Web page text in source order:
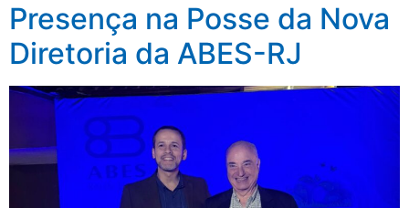
Presença na Posse da Nova
Diretoria da ABES-RJ